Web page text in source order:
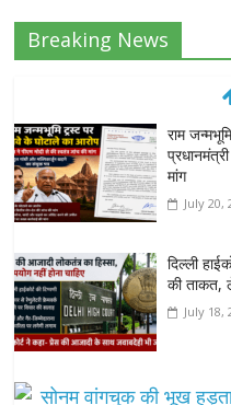
Breaking News
राम
मांग
July 20,
दिल्ली
की ताकत,
July 18,